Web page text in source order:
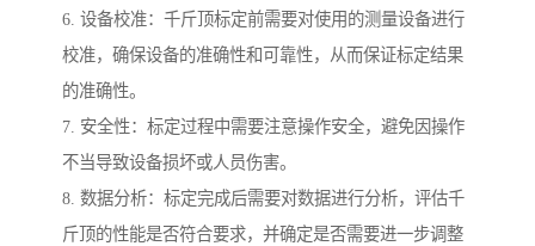
6. 设备校准：千斤顶标定前需要对使用的测量设备进行
校准，确保设备的准确性和可靠性，从而保证标定结果
的准确性。
7. 安全性：标定过程中需要注意操作安全，避免因操作
不当导致设备损坏或人员伤害。
8. 数据分析：标定完成后需要对数据进行分析，评估千
斤顶的性能是否符合要求，并确定是否需要进一步调整